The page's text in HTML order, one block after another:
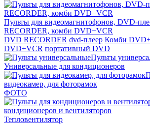
Пульты для видеомагнитофонов, DVD-
RECORDER, комби DVD+VCR
DVD RECORDER dvd-плеер Комби
DVD+VCR портативный DVD
Пульты
Универсальные для кондиционеров
видеокамер, для фоторамок
ФОТО
кондиционеров и вентиляторов
Тепловентилятор